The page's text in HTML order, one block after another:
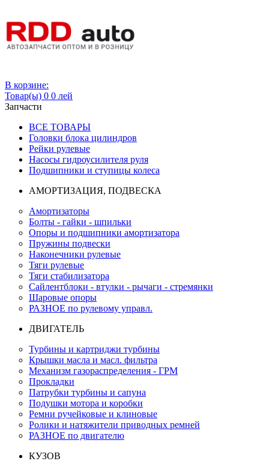
В корзине:
Товар(ы) 0 0 лей
Запчасти
ВСЕ ТОВАРЫ
Головки блока цилиндров
Рейки рулевые
Насосы гидроусилителя руля
Подшипники и ступицы колеса
АМОРТИЗАЦИЯ, ПОДВЕСКА
Амортизаторы
Болты - гайки - шпильки
Опоры и подшипники амортизатора
Пружины подвески
Наконечники рулевые
Тяги рулевые
Тяги стабилизатора
Сайлентблоки - втулки - рычаги - стремянки
Шаровые опоры
РАЗНОЕ по рулевому управл.
ДВИГАТЕЛЬ
Турбины и картриджи турбины
Крышки масла и масл. фильтра
Механизм газораспределения - ГРМ
Прокладки
Патрубки турбины и сапуна
Подушки мотора и коробки
Ремни ручейковые и клиновые
Ролики и натяжители приводных ремней
РАЗНОЕ по двигателю
КУЗОВ